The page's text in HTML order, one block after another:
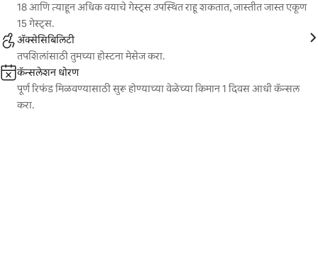
18 आणि त्याहून अधिक वयाचे गेस्ट्स उपस्थित राहू शकतात, जास्तीत जास्त एकूण
15 गेस्ट्स.
ॲक्सेसिबिलिटी
तपशिलांसाठी तुमच्या होस्टना मेसेज करा.
कॅन्सलेशन धोरण
पूर्ण रिफंड मिळवण्यासाठी सुरू होण्याच्या वेळेच्या किमान 1 दिवस आधी कॅन्सल
करा.